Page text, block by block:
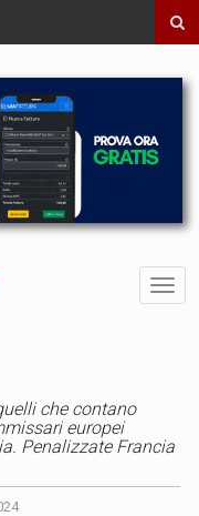
che contano
europei
Penalizzate Francia